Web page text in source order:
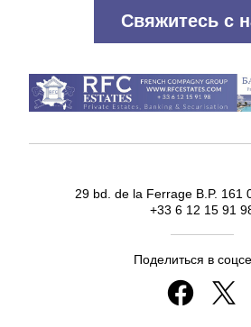
Свяжитесь с
29 bd. de la Ferrage B.P. 161
+33 6 12 15 91
Поделиться в